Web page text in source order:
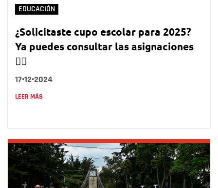
EDUCACIÓN
¿Solicitaste cupo escolar para 2025?
Ya puedes consultar las asignaciones
👇🏻
17•12•2024
LEER MÁS